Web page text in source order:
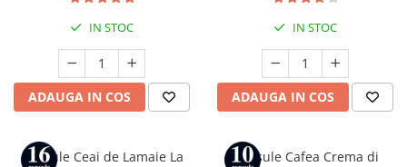
IN STOC
ADAUGA IN COS
IN STOC
ADAUGA IN COS
Capsule Ceai de Lamaie La
Capsule Cafea Crema di